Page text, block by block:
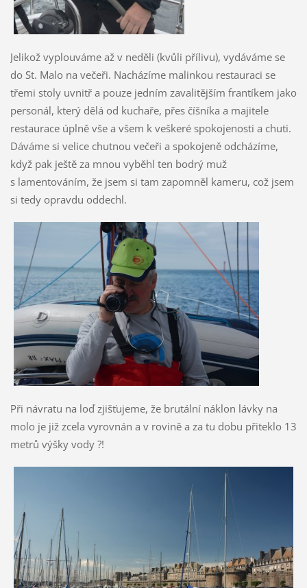
Jelikož vyplouváme až v neděli (kvůli přílivu), vydáváme se
do St. Malo na večeři. Nacházíme malinkou restauraci se
třemi stoly uvnitř a pouze jedním zavalitějším frantíkem jako
personál, který dělá od kuchaře, přes číšníka a majitele
restaurace úplně vše a všem k veškeré spokojenosti a chuti.
Dáváme si velice chutnou večeři a spokojeně odcházíme,
když pak ještě za mnou vyběhl ten bodrý muž
s lamentováním, že jsem si tam zapomněl kameru, což jsem
si tedy opravdu oddechl.
Při návratu na loď zjišťujeme, že brutální náklon lávky na
molo je již zcela vyrovnán a v rovině a za tu dobu přiteklo 13
metrů výšky vody ?!